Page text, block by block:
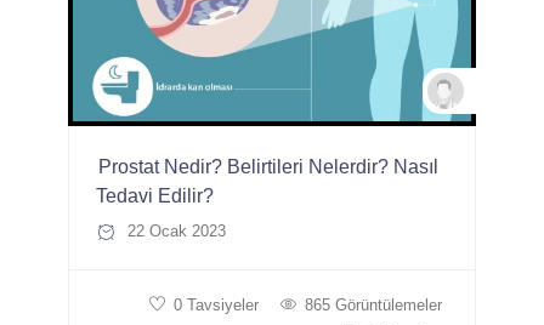
Prostat Nedir? Belirtileri Nelerdir? Nasıl
Tedavi Edilir?
22 Ocak 2023
0 Tavsiyeler
865 Görüntülemeler